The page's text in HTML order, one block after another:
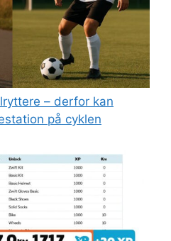
– derfor kan
på cyklen